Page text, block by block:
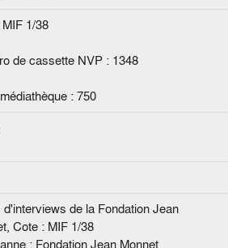
1/38
de cassette NVP : 1348
: 750
d'interviews de la Fondation Jean
Cote : MIF 1/38
: Fondation Jean Monnet